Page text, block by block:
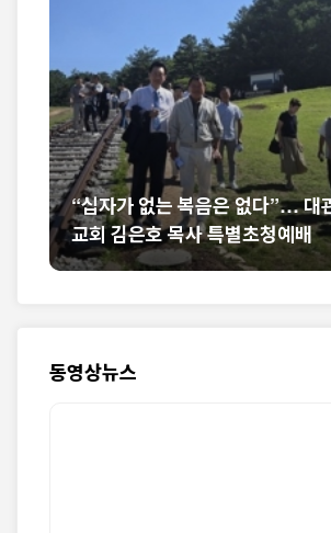
대관령 실버벨
미셸 스틸 신임 대
석 위에 한미동맹
동영상뉴스